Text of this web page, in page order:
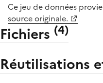
Ce jeu de données
source originale.
Fichiers (4)
Réutilisations